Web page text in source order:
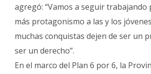
agregó: “Vamos a seguir trabajando
más protagonismo a las y los
muchas conquistas dejen de ser un
ser un derecho”.
En el marco del Plan 6 por 6, la